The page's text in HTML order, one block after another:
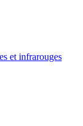
et infrarouges